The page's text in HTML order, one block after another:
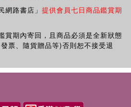
路書店」 提供會員七日商品鑑賞期
賞期內寄回，且商品必須是全新狀態
票、隨貨贈品等)否則恕不接受退